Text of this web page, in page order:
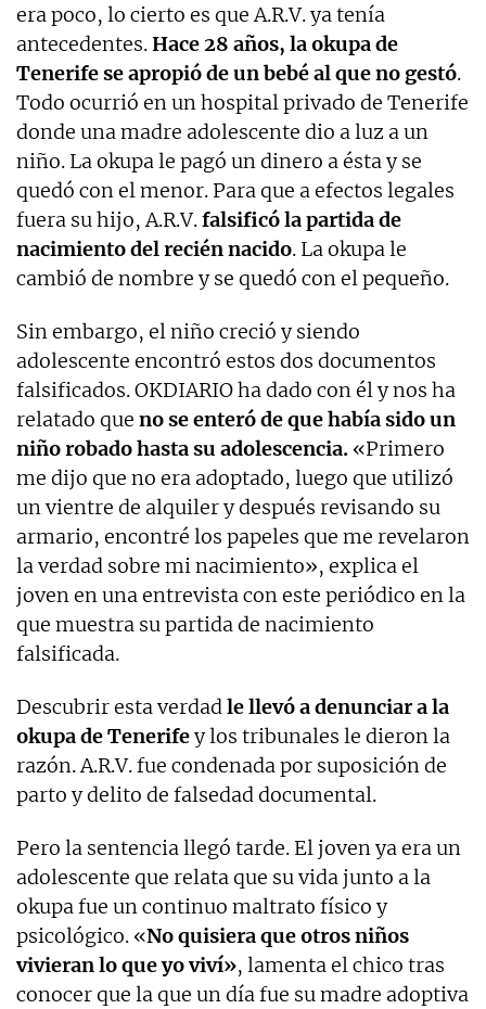
era poco, lo cierto es que A.R.V. ya tenía
antecedentes.Hace 28 años, la okupa de
Tenerife se apropió de un bebé al que no gestó.
Todo ocurrió en un hospital privado de Tenerife
donde una madre adolescente dio a luz a un
niño. La okupa le pagó un dinero a ésta y se
quedó con el menor. Para que a efectos legales
fuera su hijo, A.R.V.falsificó la partida de
nacimiento del recién nacido. La okupa le
cambió de nombre y se quedó con el pequeño.
Sin embargo, el niño creció y siendo
adolescente encontró estos dos documentos
falsificados. OKDIARIO ha dado con él y nos ha
relatado que no se enteró de que había sido un
niño robado hasta su adolescencia. «Primero
me dijo que no era adoptado, luego que utilizó
un vientre de alquiler y después revisando su
armario, encontré los papeles que me revelaron
la verdad sobre mi nacimiento», explica el
joven en una entrevista con este periódico en la
que muestra su partida de nacimiento
falsificada.
Descubrir esta verdadle llevó a denunciar a la
okupa de Tenerifey los tribunales le dieron la
razón. A.R.V. fue condenada por suposición de
parto y delito de falsedad documental.
Pero la sentencia llegó tarde. El joven ya era un
adolescente que relata que su vida junto a la
okupa fue un continuo maltrato físico y
psicológico. «No quisiera que otros niños
vivieran lo que yo viví», lamenta el chico tras
conocer que la que un día fue su madre adoptiva